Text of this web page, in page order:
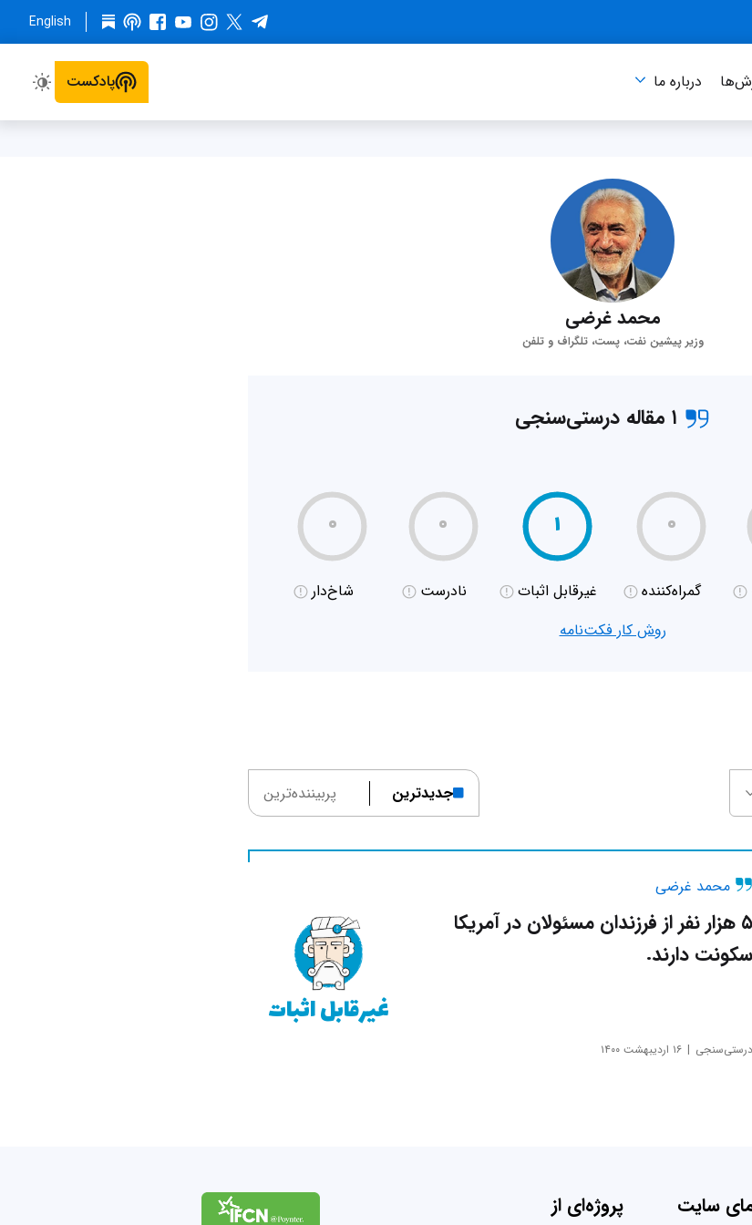
English
درباره‌ ما پادکست
محمد غرضی
وزیر پیشین نفت، پست، تلگراف و تلفن
۱ مقاله درستی‌سنجی
۰
گمراه‌کننده
۱
غیر‌قابل اثبات
۰
نادرست
۰
شاخ‌دار
روش کار فکت‌نامه
جدیدترین پربیننده‌ترین
محمد غرضی
۵ هزار نفر از فرزندان مسئولان در آمریکا
سکونت دارند.
غیر‌قابل اثبات
درستی‌سنجی ۱۶ اردیبهشت ۱۴۰۰
سایت پروژه‌ای از